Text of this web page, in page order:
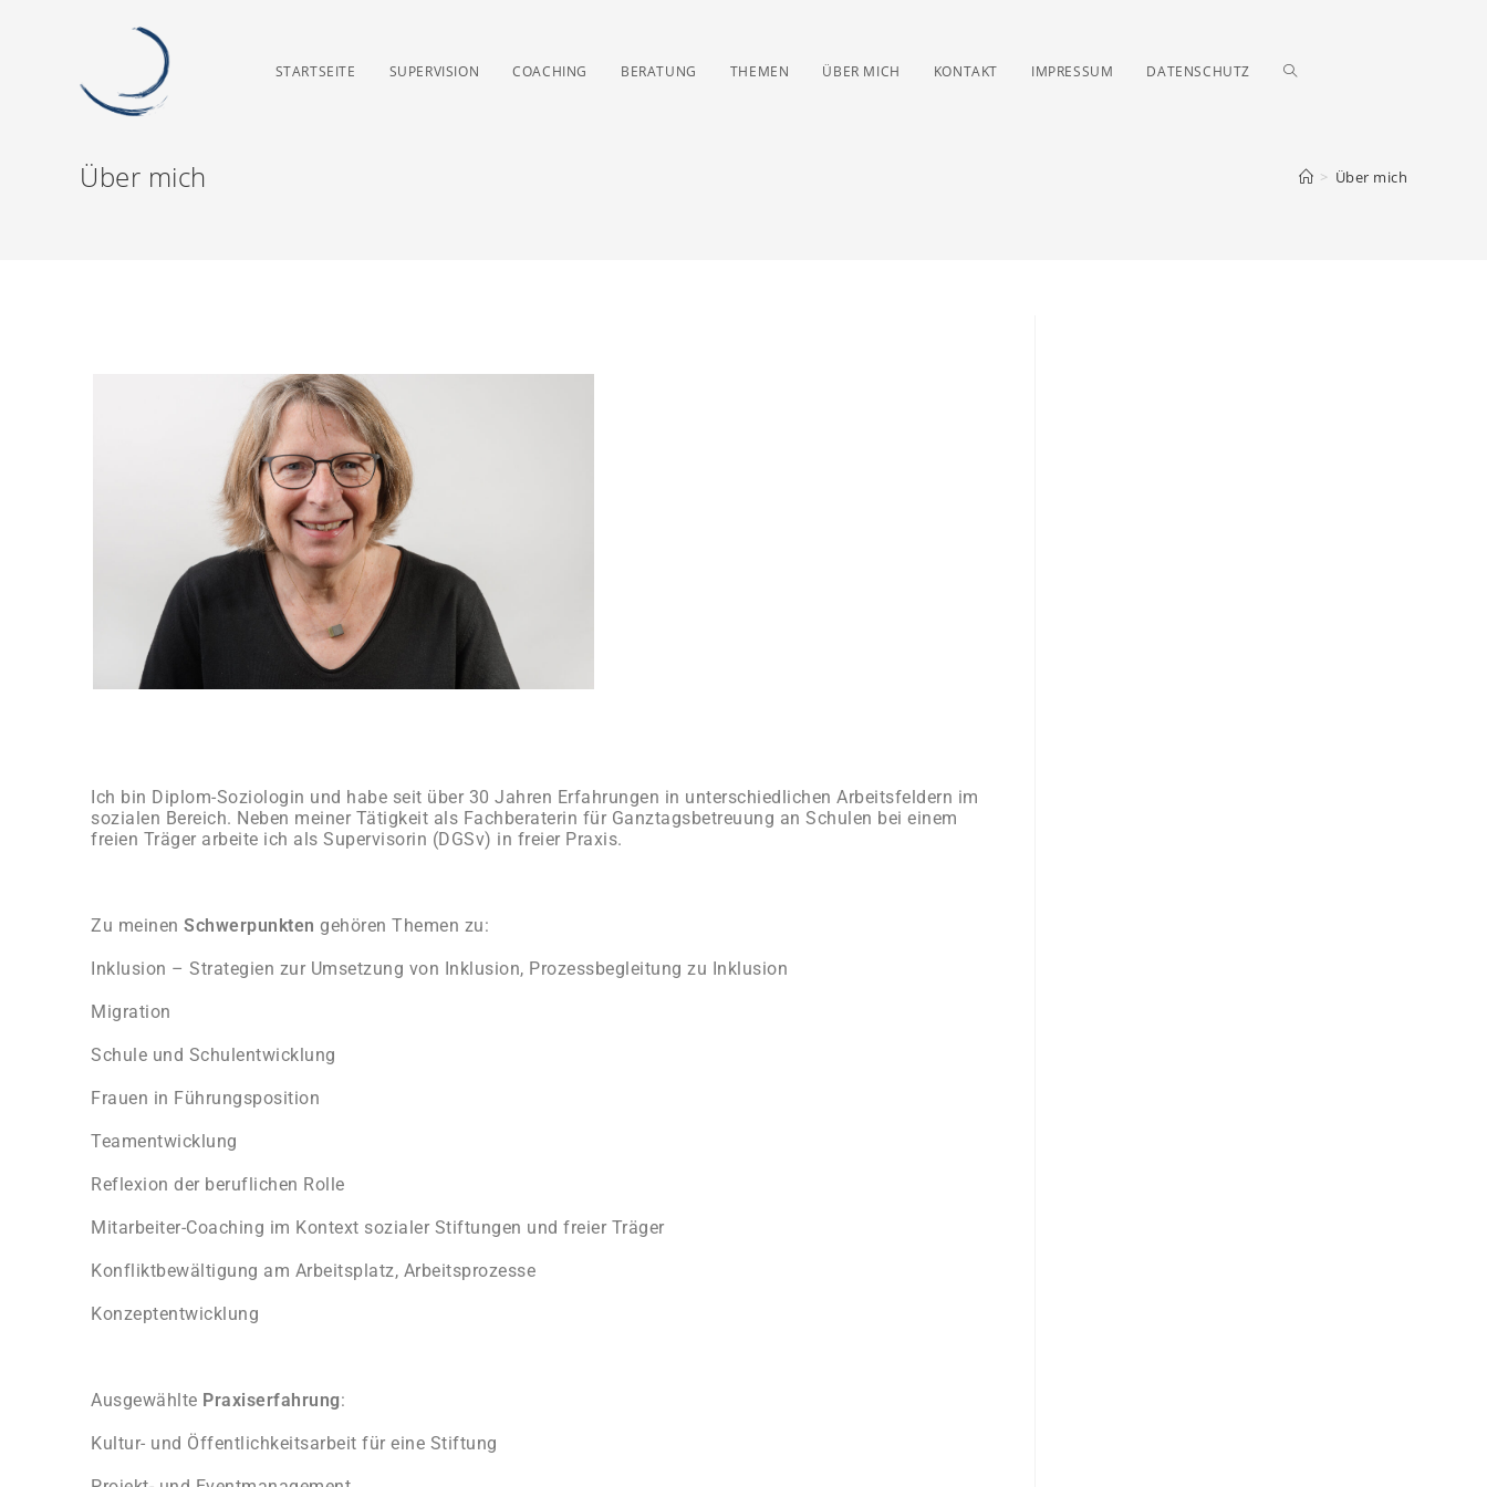
STARTSEITE SUPERVISION COACHING BERATUNG THEMEN ÜBER MICH KONTAKT IMPRESSUM DATENSCHUTZ
Über mich > Über mich
Ich bin Diplom-Soziologin und habe seit über 30 Jahren Erfahrungen in unterschiedlichen Arbeitsfeldern im
sozialen Bereich. Neben meiner Tätigkeit als Fachberaterin für Ganztagsbetreuung an Schulen bei einem
freien Träger arbeite ich als Supervisorin (DGSv) in freier Praxis.
Zu meinen Schwerpunkten gehören Themen zu:
Inklusion – Strategien zur Umsetzung von Inklusion, Prozessbegleitung zu Inklusion
Migration
Schule und Schulentwicklung
Frauen in Führungsposition
Teamentwicklung
Reflexion der beruflichen Rolle
Mitarbeiter-Coaching im Kontext sozialer Stiftungen und freier Träger
Konfliktbewältigung am Arbeitsplatz, Arbeitsprozesse
Konzeptentwicklung
Ausgewählte Praxiserfahrung:
Kultur- und Öffentlichkeitsarbeit für eine Stiftung